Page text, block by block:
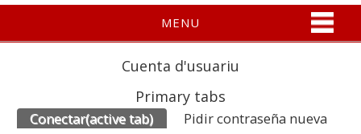
MENU
Cuenta d'usuariu
Primary tabs
Conectar(active tab) Pidir contraseña nueva